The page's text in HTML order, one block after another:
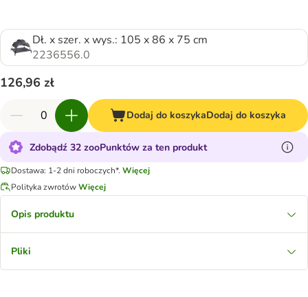
Dł. x szer. x wys.: 105 x 86 x 75 cm
2236556.0
126,96 zł
Dodaj do koszykaDodaj do koszyka
Zdobądź 32 zooPunktów za ten produkt
Dostawa: 1-2 dni roboczych*. Więcej
Polityka zwrotówWięcej
Opis produktu
Pliki